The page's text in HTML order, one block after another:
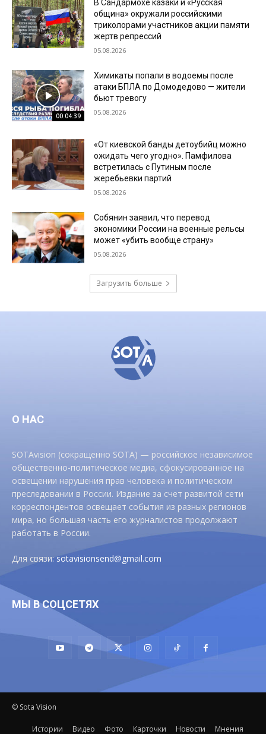
В Сандармохе казаки и «Русская
община» окружали российскими
триколорами участников акции памяти
жертв репрессий
05.08.2026
00:04:39
Химикаты попали в водоемы после
атаки БПЛА по Домодедово — жители
бьют тревогу
05.08.2026
«От киевской банды детоубийц можно
ожидать чего угодно». Памфилова
встретилась с Путиным после
жеребьевки партий
05.08.2026
Собянин заявил, что перевод
экономики России на военные рельсы
может «убить вообще страну»
05.08.2026
Загрузить больше
О НАС
SOTAvision (сокращенно SOTA) — российское независимое
общественно-политическое медиа, сфокусированное на
освещении нарушения прав человека и политическом
преследовании в России. Издание за счет развитой сети
корреспондентов освещает события из разных регионов
мира, но большая часть его журналистов продолжают
работать в России.
Для связи:sotavisionsend@gmail.com
МЫ В СОЦСЕТЯХ
© Sota Vision
Истории Видео Фото Карточки Новости Мнения